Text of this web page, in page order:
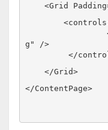
<Grid
<Image
g" />
</
</Grid>
</ContentPage>